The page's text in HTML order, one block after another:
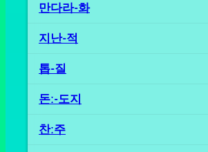
만다라-화
지난-적
톱-질
돈ː-도지
찬ː주